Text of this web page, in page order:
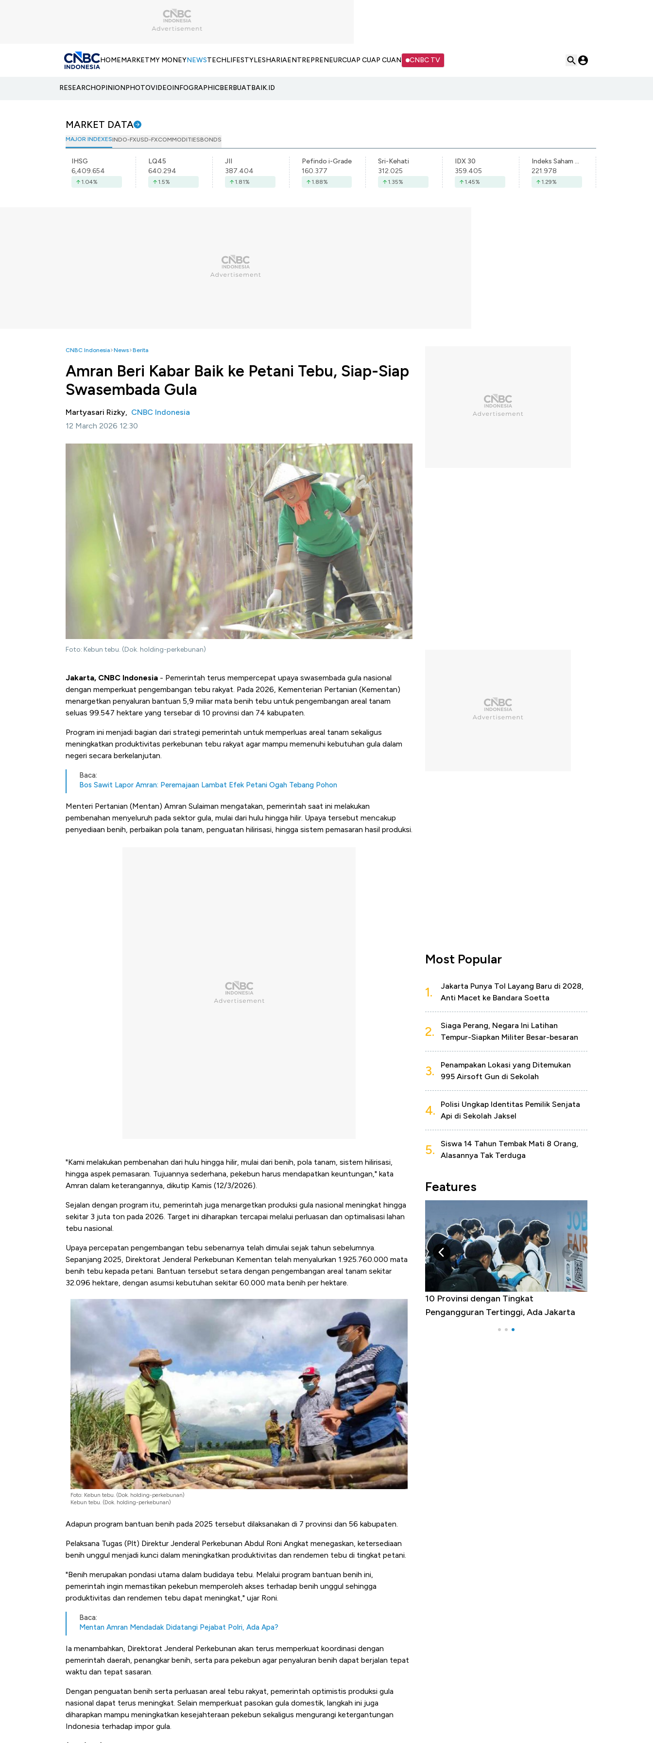
HOMEMARKETMY MONEYNEWSTECHLIFESTYLESHARIAENTREPRENEURCUAP CUAP CUAN CNBC TV
RESEARCHOPINIONPHOTOVIDEOINFOGRAPHICBERBUATBAIK.ID
MARKET DATA
MAJOR INDEXESINDO-FXUSD-FXCOMMODITIESBONDS
IHSG
6,409.654
1.04%
LQ45
640.294
1.5%
JII
387.404
1.81%
Pefindo i-Grade
160.377
1.88%
Sri-Kehati
312.025
1.35%
IDX 30
359.405
1.45%
Indeks Saham Syariah Indonesia
221.978
1.29%
CNBC Indonesia News Berita
Amran Beri Kabar Baik ke Petani Tebu, Siap-Siap
Swasembada Gula
Martyasari Rizky, CNBC Indonesia
12 March 2026 12:30
Foto: Kebun tebu. (Dok. holding-perkebunan)
Jakarta, CNBC Indonesia - Pemerintah terus mempercepat upaya swasembada gula nasional
dengan memperkuat pengembangan tebu rakyat. Pada 2026, Kementerian Pertanian (Kementan)
menargetkan penyaluran bantuan 5,9 miliar mata benih tebu untuk pengembangan areal tanam
seluas 99.547 hektare yang tersebar di 10 provinsi dan 74 kabupaten.
Program ini menjadi bagian dari strategi pemerintah untuk memperluas areal tanam sekaligus
meningkatkan produktivitas perkebunan tebu rakyat agar mampu memenuhi kebutuhan gula dalam
negeri secara berkelanjutan.
Baca:
Bos Sawit Lapor Amran: Peremajaan Lambat Efek Petani Ogah Tebang Pohon
Menteri Pertanian (Mentan) Amran Sulaiman mengatakan, pemerintah saat ini melakukan
pembenahan menyeluruh pada sektor gula, mulai dari hulu hingga hilir. Upaya tersebut mencakup
penyediaan benih, perbaikan pola tanam, penguatan hilirisasi, hingga sistem pemasaran hasil produksi.
"Kami melakukan pembenahan dari hulu hingga hilir, mulai dari benih, pola tanam, sistem hilirisasi,
hingga aspek pemasaran. Tujuannya sederhana, pekebun harus mendapatkan keuntungan," kata
Amran dalam keterangannya, dikutip Kamis (12/3/2026).
Sejalan dengan program itu, pemerintah juga menargetkan produksi gula nasional meningkat hingga
sekitar 3 juta ton pada 2026. Target ini diharapkan tercapai melalui perluasan dan optimalisasi lahan
tebu nasional.
Upaya percepatan pengembangan tebu sebenarnya telah dimulai sejak tahun sebelumnya.
Sepanjang 2025, Direktorat Jenderal Perkebunan Kementan telah menyalurkan 1.925.760.000 mata
benih tebu kepada petani. Bantuan tersebut setara dengan pengembangan areal tanam sekitar
32.096 hektare, dengan asumsi kebutuhan sekitar 60.000 mata benih per hektare.
Foto: Kebun tebu. (Dok. holding-perkebunan)
Kebun tebu. (Dok. holding-perkebunan)
Adapun program bantuan benih pada 2025 tersebut dilaksanakan di 7 provinsi dan 56 kabupaten.
Pelaksana Tugas (Plt) Direktur Jenderal Perkebunan Abdul Roni Angkat menegaskan, ketersediaan
benih unggul menjadi kunci dalam meningkatkan produktivitas dan rendemen tebu di tingkat petani.
"Benih merupakan pondasi utama dalam budidaya tebu. Melalui program bantuan benih ini,
pemerintah ingin memastikan pekebun memperoleh akses terhadap benih unggul sehingga
produktivitas dan rendemen tebu dapat meningkat," ujar Roni.
Baca:
Mentan Amran Mendadak Didatangi Pejabat Polri, Ada Apa?
Ia menambahkan, Direktorat Jenderal Perkebunan akan terus memperkuat koordinasi dengan
pemerintah daerah, penangkar benih, serta para pekebun agar penyaluran benih dapat berjalan tepat
waktu dan tepat sasaran.
Dengan penguatan benih serta perluasan areal tebu rakyat, pemerintah optimistis produksi gula
nasional dapat terus meningkat. Selain memperkuat pasokan gula domestik, langkah ini juga
diharapkan mampu meningkatkan kesejahteraan pekebun sekaligus mengurangi ketergantungan
Indonesia terhadap impor gula.
Most Popular
1.
Jakarta Punya Tol Layang Baru di 2028,
Anti Macet ke Bandara Soetta
2.
Siaga Perang, Negara Ini Latihan
Tempur-Siapkan Militer Besar-besaran
3.
Penampakan Lokasi yang Ditemukan
995 Airsoft Gun di Sekolah
4.
Polisi Ungkap Identitas Pemilik Senjata
Api di Sekolah Jaksel
5.
Siswa 14 Tahun Tembak Mati 8 Orang,
Alasannya Tak Terduga
Features
Kongo Tutup Keran Ekspor, Harga
Tembaga Terbang ke Zona Berbahaya
Adu Panas Kinerja Emiten Minyak RI,
Mana yang Cuannya Paling Menyala?
10 Provinsi dengan Tingkat
Pengangguran Tertinggi, Ada Jakarta